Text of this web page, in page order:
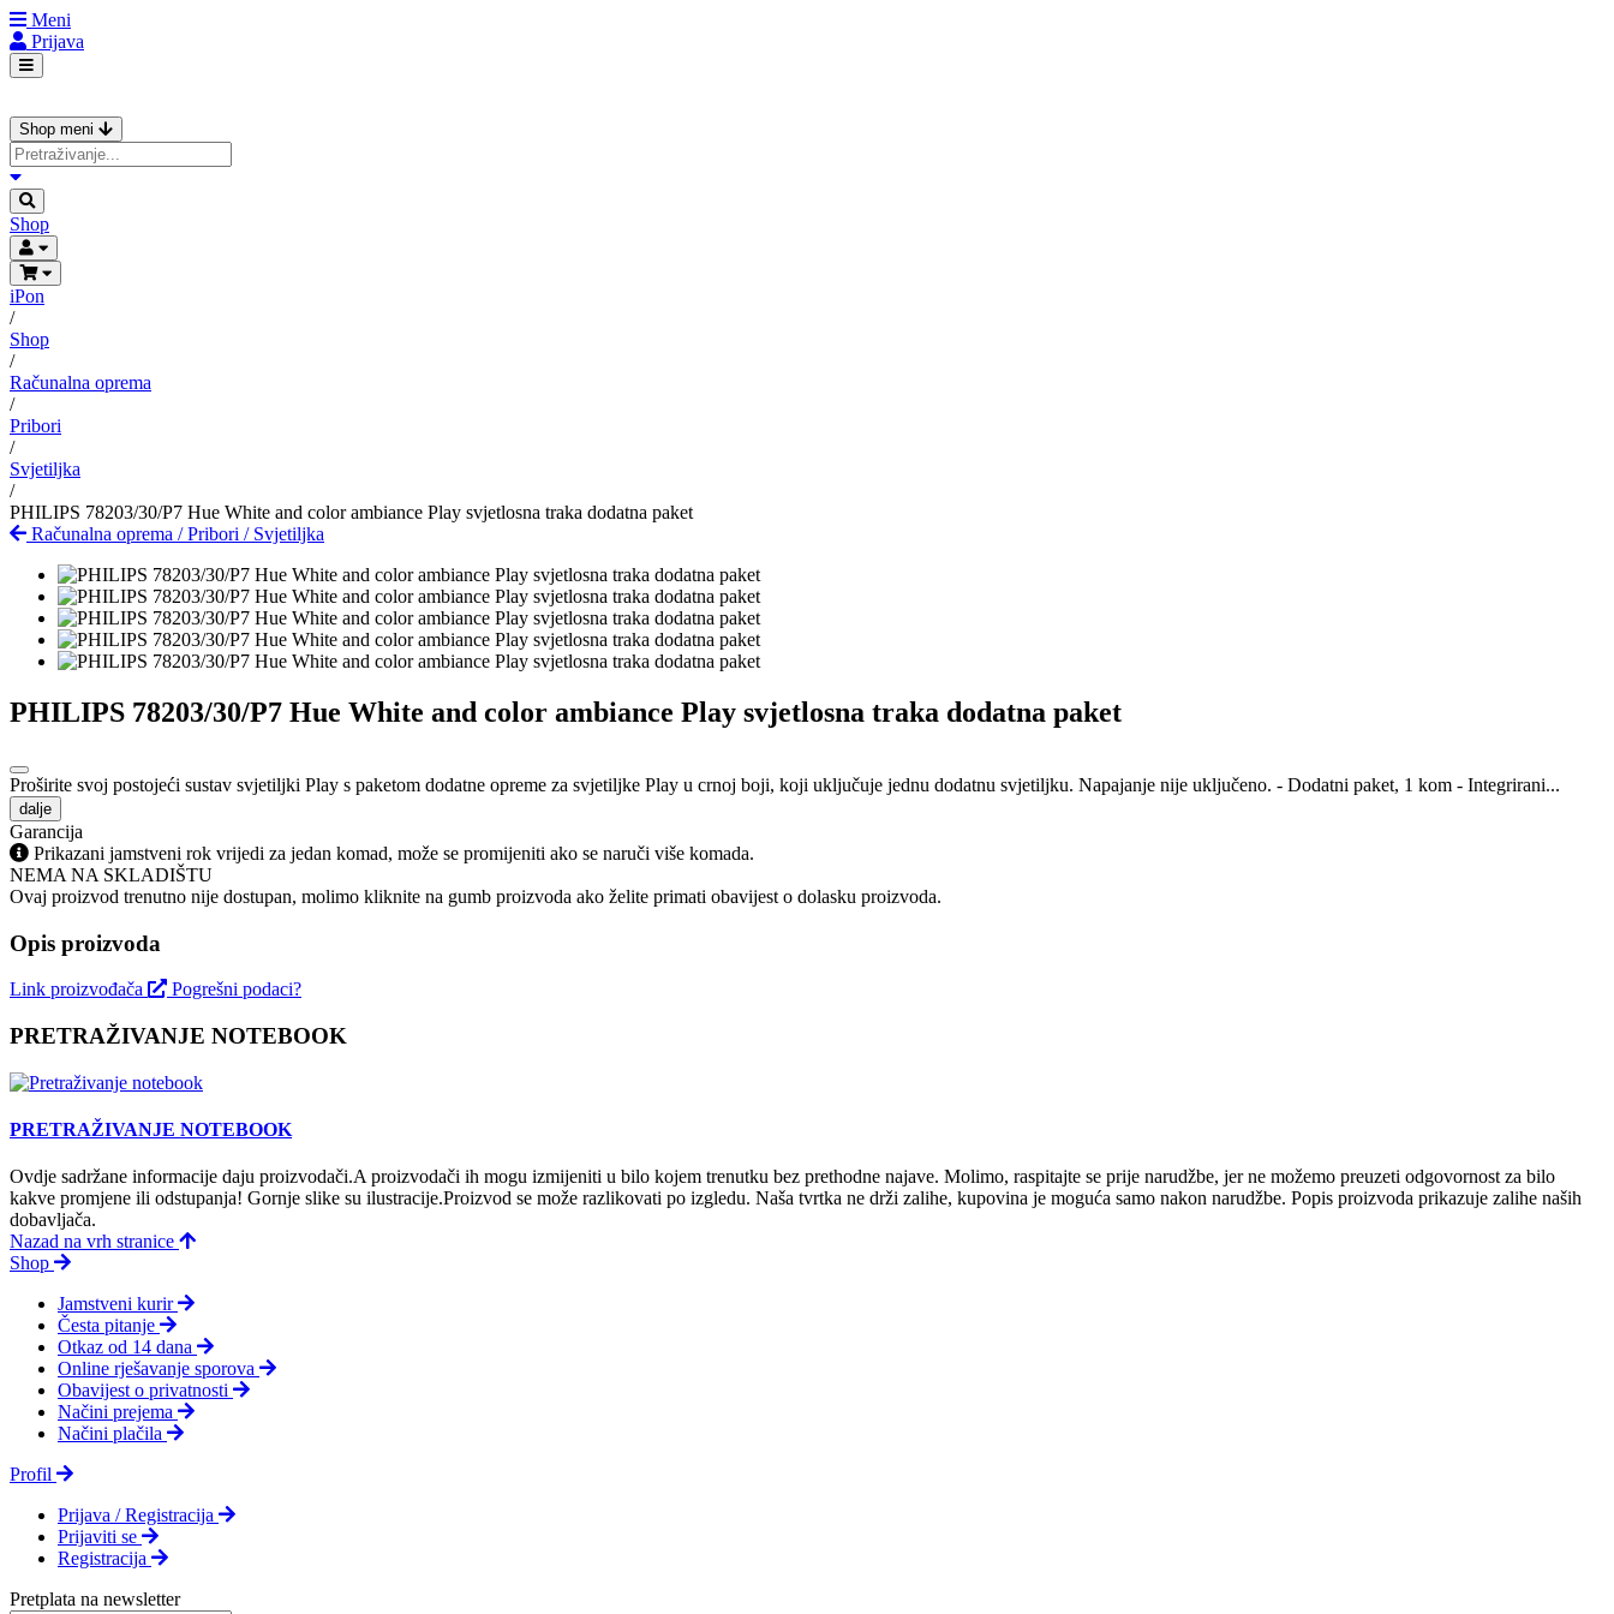
Meni
Prijava
Shop meni
Shop
iPon
/
Shop
/
Računalna oprema
/
Pribori
/
Svjetiljka
/
PHILIPS 78203/30/P7 Hue White and color ambiance Play svjetlosna traka dodatna paket
Računalna oprema /Pribori / Svjetiljka
PHILIPS 78203/30/P7 Hue White and color ambiance Play svjetlosna traka dodatna paket
Proširite svoj postojeći sustav svjetiljki Play s paketom dodatne opreme za svjetiljke Play u crnoj boji, koji uključuje jednu dodatnu svjetiljku. Napajanje nije uključeno. - Dodatni paket, 1 kom - Integrirani...
dalje
Garancija
Prikazani jamstveni rok vrijedi za jedan komad, može se promijeniti ako se naruči više komada.
NEMA NA SKLADIŠTU
Ovaj proizvod trenutno nije dostupan, molimo kliknite na gumb proizvoda ako želite primati obavijest o dolasku proizvoda.
Opis proizvoda
Link proizvođača Pogrešni podaci?
PRETRAŽIVANJE NOTEBOOK
PRETRAŽIVANJE NOTEBOOK
Ovdje sadržane informacije daju proizvodači.A proizvodači ih mogu izmijeniti u bilo kojem trenutku bez prethodne najave. Molimo, raspitajte se prije narudžbe, jer ne možemo preuzeti odgovornost za bilo
kakve promjene ili odstupanja! Gornje slike su ilustracije.Proizvod se može razlikovati po izgledu. Naša tvrtka ne drži zalihe, kupovina je moguća samo nakon narudžbe. Popis proizvoda prikazuje zalihe naših
dobavljača.
Nazad na vrh stranice
Shop
Jamstveni kurir
Česta pitanje
Otkaz od 14 dana
Online rješavanje sporova
Obavijest o privatnosti
Načini prejema
Načini plačila
Profil
Prijava / Registracija
Prijaviti se
Registracija
Pretplata na newsletter